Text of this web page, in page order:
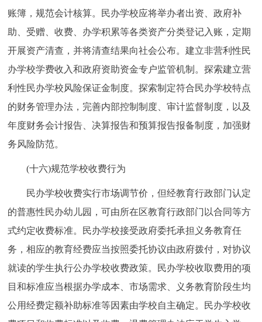
账簿，规范会计核算。民办学校应将举办者出资、政府补
助、受赠、收费、办学积累等各类资产分类登记入账，定期
开展资产清查，并将清查结果向社会公布。建立非营利性民
办学校学费收入和政府资助资金专户监管机制。探索建立营
利性民办学校风险保证金制度。探索制定符合民办学校特点
的财务管理办法，完善内部控制制度、审计监督制度，以及
年度财务会计报告、决算报告和预算报告报备制度，加强财
务风险防范。
(十六)规范学校收费行为
民办学校收费实行市场调节价，但经教育行政部门认定
的普惠性民办幼儿园，可由所在区教育行政部门以合同等方
式约定收费标准。民办学校接受政府委托承担义务教育任
务，相应的教育经费应当按照委托协议由政府拨付，对协议
就读的学生执行公办学校收费政策。民办学校收取费用的项
目和标准应当根据办学成本、市场需求、义务教育阶段生均
公用经费定额补助标准等因素由学校自主确定。民办学校收